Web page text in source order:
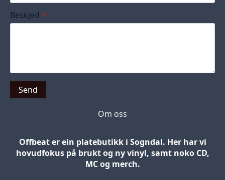
Beskjed *
Send
Om oss
Offbeat er ein platebutikk i Sogndal. Her har vi
hovudfokus på brukt og ny vinyl, samt noko CD,
MC og merch.